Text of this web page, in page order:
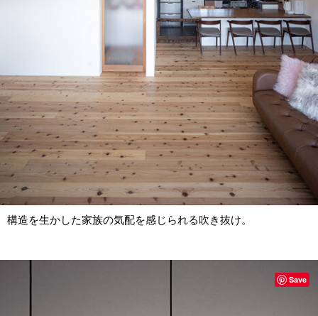
構造を生かした家族の気配を感じられる吹き抜け。
Save